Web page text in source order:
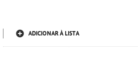
ADICIONAR À LISTA